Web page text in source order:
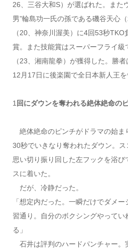
26、三谷大和S）が選ばれた。また
男”輪島功一氏の孫である磯谷天心
（20、神奈川渥美）に4回53秒
賞。また技能賞はスーパーフライ
（23、湘南龍拳）が獲得した。勝
12月17日に後楽園で全日本新人王を
1回にダウンを奪われる絶体絶命の
絶体絶命のピンチがドラマの始ま
30秒でいきなり奪われたダウン。
思い切り振り回した左フックを浴
スに着いた。
だが、冷静だった。
「想定内だった。一瞬だけでダメ
習通り。自分のボクシングやって
る」
石井は評判のハードパンチャー。